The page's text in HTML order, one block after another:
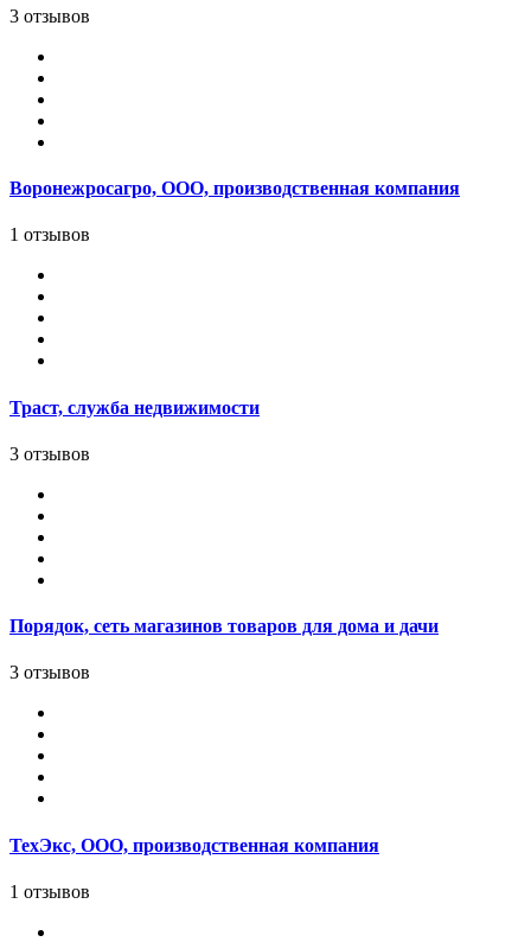
3 отзывов
Воронежросагро, ООО, производственная компания
1 отзывов
Траст, служба недвижимости
3 отзывов
Порядок, сеть магазинов товаров для дома и дачи
3 отзывов
ТехЭкс, ООО, производственная компания
1 отзывов